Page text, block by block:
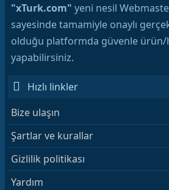
"xTurk.com" yeni nesil
sayesinde tamamiyle onaylı
olduğu platformda güvenle ürün/
yapabilirsiniz.
Hızlı linkler
Bize ulaşın
Şartlar ve kurallar
Gizlilik politikası
Yardım